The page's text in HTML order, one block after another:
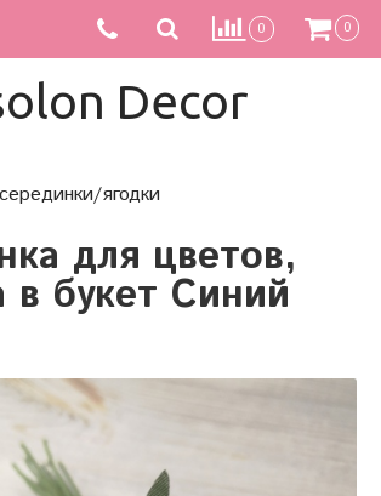
0 0
Decor
ягодки
для цветов,
в букет Синий